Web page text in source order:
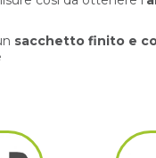
sacchetto finito e